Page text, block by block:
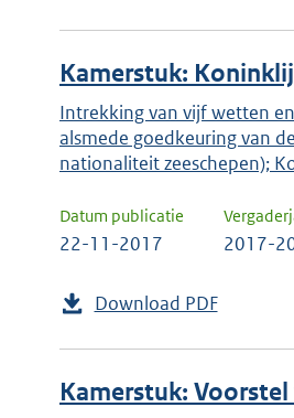
Kamerstuk:
Intrekking van vijf wetten
alsmede goedkeuring van
nationaliteit zeeschepen);
Datum publicatie
22-11-2017 2017-
Download PDF
Kamerstuk: